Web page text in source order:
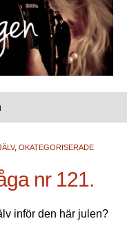
, OKATEGORISERADE
nr 121.
inför den här julen?